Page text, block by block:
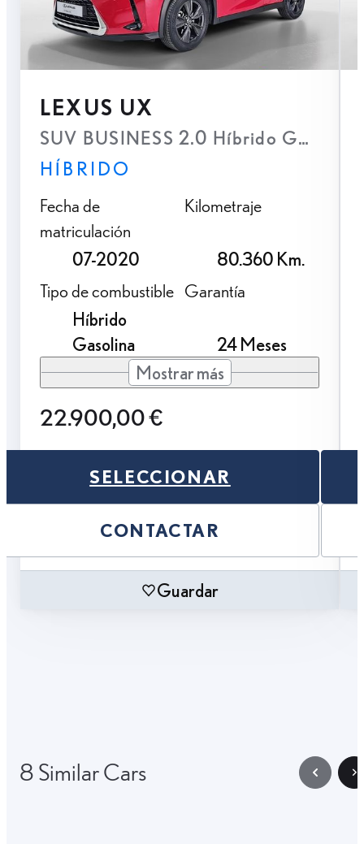
LEXUS UX
SUV BUSINESS 2.0 Híbrido
HÍBRIDO
Fecha de
matriculación
07-2020
Kilometraje
80.360 Km.
Tipo de combustible
Híbrido
Gasolina
Garantía
24 Meses
Mostrar más
22.900,00 €
SELECCIONAR
CONTACTAR
Guardar
8 Similar Cars